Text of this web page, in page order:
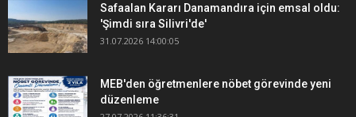
Safaalan Kararı Danamandıra için emsal oldu:
'Şimdi sıra Silivri'de'
31.07.2026 14:00:05
MEB'den öğretmenlere nöbet görevinde yeni
düzenleme